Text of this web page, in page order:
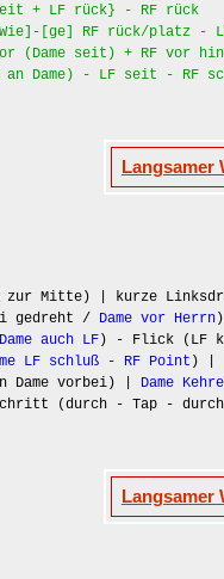
+ LF rück} - RF rück
[ge] RF rück/platz -
(Dame seit) + RF vor
Dame) - LF seit - RF
Langsamer
zur Mitte) | kurze
gedreht / Dame vor Herrn
Dame auch LF ) - Flick (LF
LF schluß - RF Point ) |
Dame vorbei) | Dame Kehre
(durch - Tap -
Langsamer